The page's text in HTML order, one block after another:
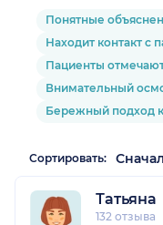
Понятные
Находит контакт с
Пациенты отмечают
Внимательный
Бережный подход
Сортировать:
Татьяна
132 отзыва